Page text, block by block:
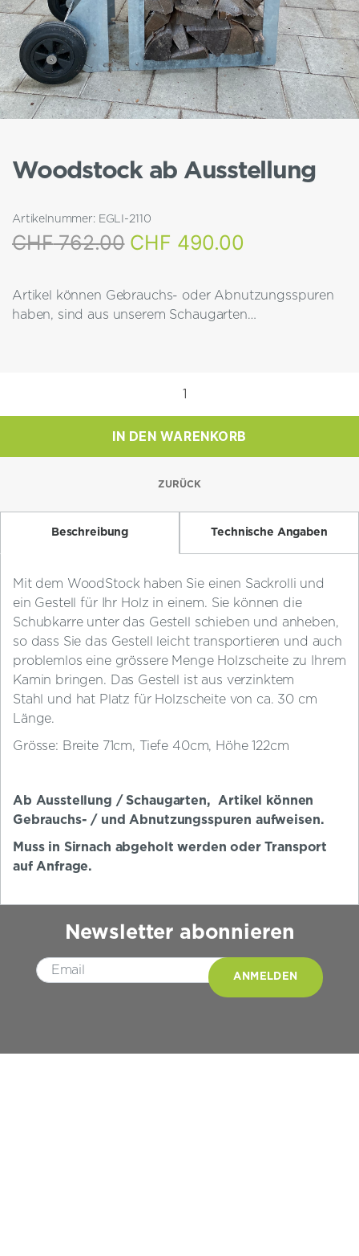
Woodstock ab Ausstellung
Artikelnummer: EGLI-2110
CHF762.00 Ursprünglicher
war:
CHF 490.00
ist:
Artikel können Gebrauchs- oder Abnutzungsspuren
haben, sind aus unserem Schaugarten…
Ausstellung
IN DEN WARENKORB
ZURÜCK
Beschreibung Technische Angaben
Mit dem WoodStock haben Sie einen Sackrolli und
ein Gestell für Ihr Holz in einem. Sie können die
Schubkarre unter das Gestell schieben und anheben,
so dass Sie das Gestell leicht transportieren und auch
problemlos eine grössere Menge Holzscheite zu Ihrem
Kamin bringen. Das Gestell ist aus verzinktem
Stahl
und hat Platz für Holzscheite von ca. 30 cm
Länge.
Grösse: Breite 71cm, Tiefe 40cm, Höhe 122cm
Ab Ausstellung / Schaugarten, Artikel können
Gebrauchs- / und Abnutzungsspuren aufweisen.
Muss in Sirnach abgeholt werden oder Transport
auf Anfrage.
Newsletter abonnieren
Please leave this field empty.